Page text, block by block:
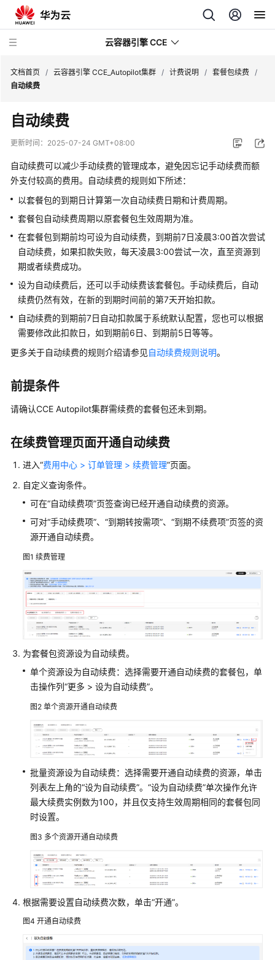
云容器引擎 CCE
最
动
态
务
公
告
产
品
介
绍
计
明
集
计
费
概
计
费
式
计
费
项
费
样
例
变
更
费
模
式
餐
包
续
费
费
概
述
文档首页 / 云容器引擎 CCE_Autopilot集群 / 计费说明 / 套餐包续费
/
自动续费
自动续费
更新时间： 2025-07-24 GMT+08:00
自动续费可以减少手动续费的管理成本，避免因忘记手动续费而额
外支付较高的费用。自动续费的规则如下所述：
以套餐包的到期日计算第一次自动续费日期和计费周期。
套餐包自动续费周期以原套餐包生效周期为准。
在套餐包到期前均可设为自动续费，到期前7日凌晨3:00首次尝试
自动续费，如果扣款失败，每天凌晨3:00尝试一次，直至资源到
期或者续费成功。
设为自动续费后，还可以手动续费该套餐包。手动续费后，自动
续费仍然有效，在新的到期时间前的第7天开始扣款。
自动续费的到期前7日自动扣款属于系统默认配置，您也可以根据
需要修改此扣款日，如到期前6日、到期前5日等等。
更多关于自动续费的规则介绍请参见自动续费规则说明。
前提条件
请确认CCE Autopilot集群需续费的套餐包还未到期。
在续费管理页面开通自动续费
进入“费用中心 > 订单管理 > 续费管理”页面。
自定义查询条件。
可在“自动续费项”页签查询已经开通自动续费的资源。
可对“手动续费项”、“到期转按需项”、“到期不续费项”页签的资
源开通自动续费。
图1 续费管理
为套餐包资源设为自动续费。
单个资源设为自动续费：选择需要开通自动续费的套餐包，单
击操作列“更多 > 设为自动续费”。
图2 单个资源开通自动续费
批量资源设为自动续费：选择需要开通自动续费的资源，单击
列表左上角的“设为自动续费”。“设为自动续费”单次操作允许
最大续费实例数为100，并且仅支持生效周期相同的套餐包同
时设置。
图3 多个资源开通自动续费
根据需要设置自动续费次数，单击“开通”。
图4 开通自动续费